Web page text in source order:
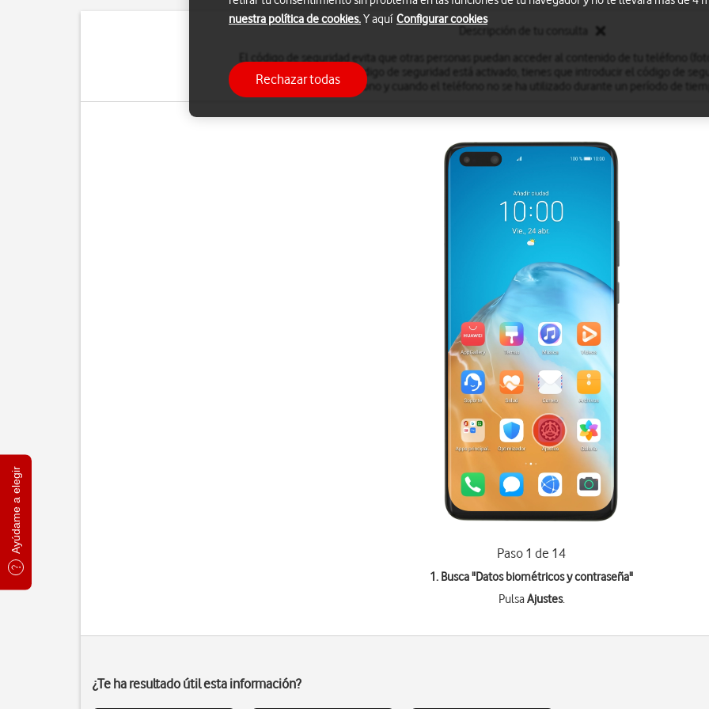
Ayúdame a elegir
Cuando el uso del código de seguridad está activado, tienes que introducir el código de
enciendes el teléfono y cuando el teléfono no se ha utilizado durante un período de
Paso 1 de 14
1. Busca "Datos biométricos y contraseña"
PulsaAjustes.
¿Te ha resultado útil esta información?
nuestra política de cookies.Y aquí Configurar cookies
Rechazar todas